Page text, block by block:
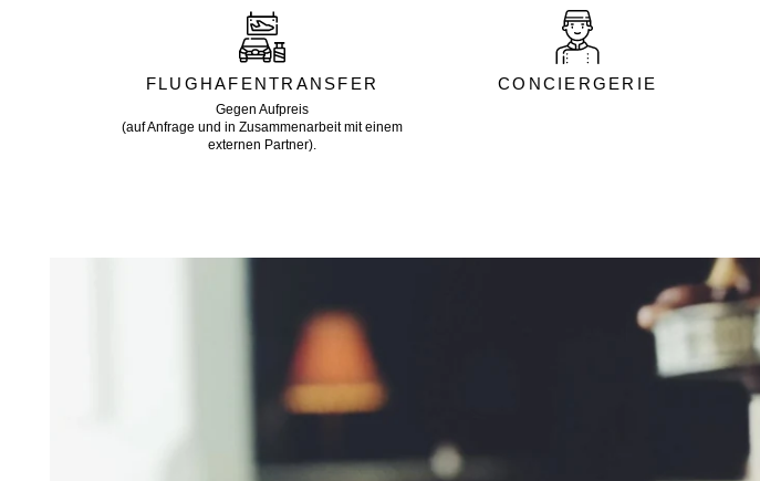
FLUGHAFENTRANSFER
Gegen Aufpreis
(auf Anfrage und in Zusammenarbeit mit einem
externen Partner).
CONCIERGERIE